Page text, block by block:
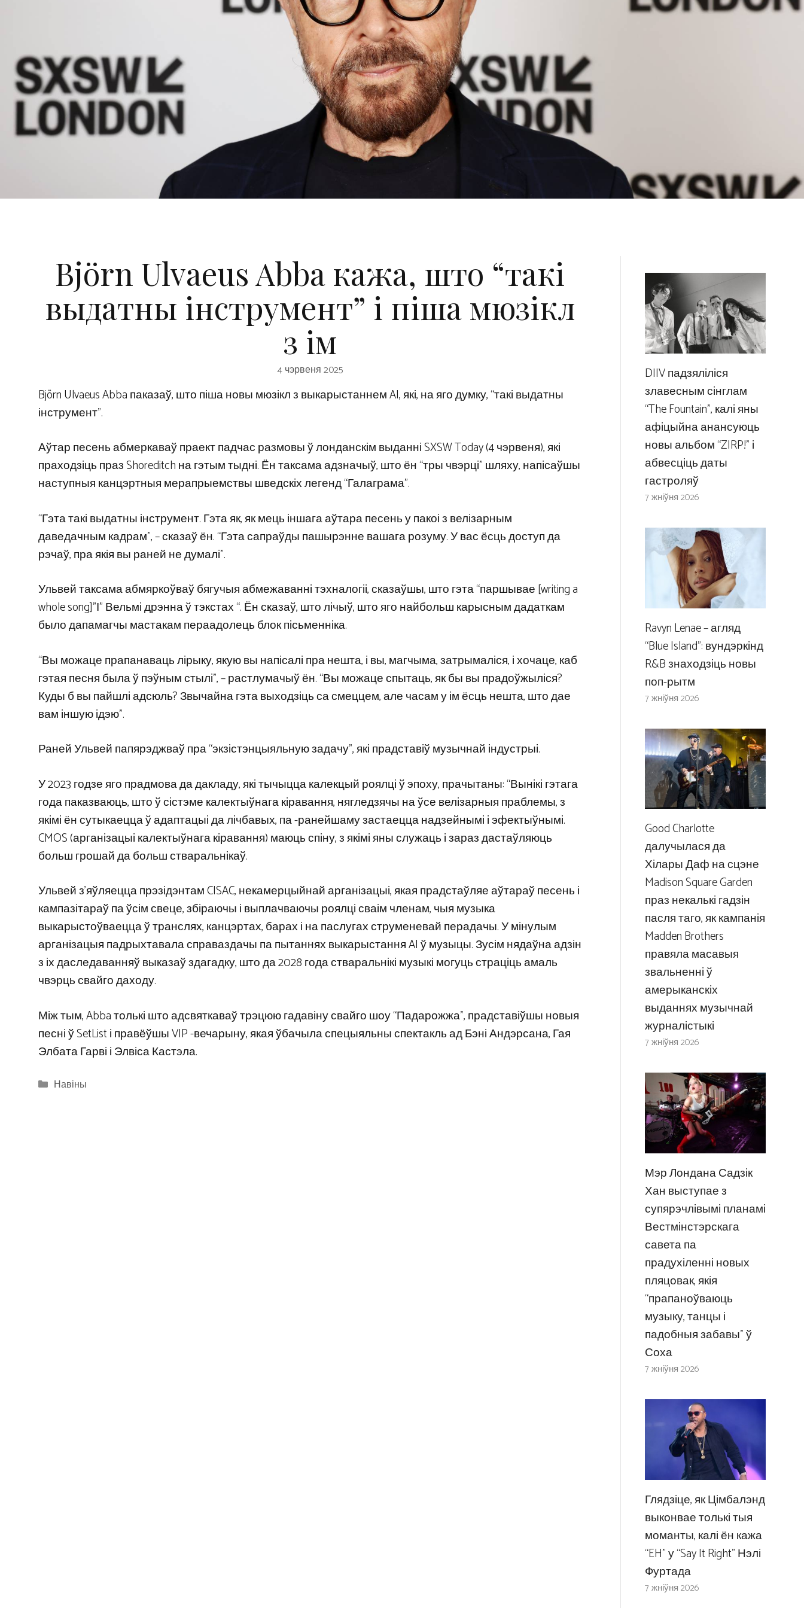
Björn Ulvaeus Abba кажа, што “такі
выдатны інструмент” і піша мюзікл
з ім
4 чэрвеня 2025
Björn Ulvaeus Abba паказаў, што піша новы мюзікл з выкарыстаннем AI, які, на яго думку, “такі выдатны
інструмент”.
Аўтар песень абмеркаваў праект падчас размовы ў лонданскім выданні SXSW Today (4 чэрвеня), які
праходзіць праз Shoreditch на гэтым тыдні. Ён таксама адзначыў, што ён “тры чвэрці” шляху, напісаўшы
наступныя канцэртныя мерапрыемствы шведскіх легенд “Галаграма”.
“Гэта такі выдатны інструмент. Гэта як, як мець іншага аўтара песень у пакоі з велізарным
даведачным кадрам”, – сказаў ён. “Гэта сапраўды пашырэнне вашага розуму. У вас ёсць доступ да
рэчаў, пра якія вы раней не думалі”.
Ульвей таксама абмяркоўваў бягучыя абмежаванні тэхналогіі, сказаўшы, што гэта “паршывае [writing a
whole song]”І” Вельмі дрэнна ў тэкстах “. Ён сказаў, што лічыў, што яго найбольш карысным дадаткам
было дапамагчы мастакам пераадолець блок пісьменніка.
“Вы можаце прапанаваць лірыку, якую вы напісалі пра нешта, і вы, магчыма, затрымаліся, і хочаце, каб
гэтая песня была ў пэўным стылі”, – растлумачыў ён. “Вы можаце спытаць, як бы вы прадоўжыліся?
Куды б вы пайшлі адсюль? Звычайна гэта выходзіць са смеццем, але часам у ім ёсць нешта, што дае
вам іншую ідэю”.
Раней Ульвей папярэджваў пра “экзістэнцыяльную задачу”, які прадставіў музычнай індустрыі.
У 2023 годзе яго прадмова да дакладу, які тычыцца калекцый роялці ў эпоху, прачытаны: “Вынікі гэтага
года паказваюць, што ў сістэме калектыўнага кіравання, нягледзячы на ​​ўсе велізарныя праблемы, з
якімі ён сутыкаецца ў адаптацыі да лічбавых, па -ранейшаму застаецца надзейнымі і эфектыўнымі.
CMOS (арганізацыі калектыўнага кіравання) маюць спіну, з якімі яны служаць і зараз дастаўляюць
больш грошай да больш стваральнікаў.
Ульвей з’яўляецца прэзідэнтам CISAC, некамерцыйнай арганізацыі, якая прадстаўляе аўтараў песень і
кампазітараў па ўсім свеце, збіраючы і выплачваючы роялці сваім членам, чыя музыка
выкарыстоўваецца ў транслях, канцэртах, барах і на паслугах струменевай перадачы. У мінулым
арганізацыя падрыхтавала справаздачы па пытаннях выкарыстання AI ў музыцы. Зусім нядаўна адзін
з іх даследаванняў выказаў здагадку, што да 2028 года стваральнікі музыкі могуць страціць амаль
чвэрць свайго даходу.
Між тым, Abba толькі што адсвяткаваў трэцюю гадавіну свайго шоу “Падарожжа”, прадставіўшы новыя
песні ў SetList і правёўшы VIP -вечарыну, якая ўбачыла спецыяльны спектакль ад Бэні Андэрсана, Гая
Элбата Гарві і Элвіса Кастэла.
Categories
Навіны
DIIV падзяліліся
злавесным сінглам
“The Fountain”, калі яны
афіцыйна анансуюць
новы альбом “ZIRP!” і
абвесціць даты
гастроляў
7 жніўня 2026
Ravyn Lenae – агляд
“Blue Island”: вундэркінд
R&B знаходзіць новы
поп-рытм
7 жніўня 2026
Good Charlotte
далучылася да
Хілары Даф на сцэне
Madison Square Garden
праз некалькі гадзін
пасля таго, як кампанія
Madden Brothers
правяла масавыя
звальненні ў
амерыканскіх
выданнях музычнай
журналістыкі
7 жніўня 2026
Мэр Лондана Садзік
Хан выступае з
супярэчлівымі планамі
Вестмінстэрскага
савета па
прадухіленні новых
пляцовак, якія
“прапаноўваюць
музыку, танцы і
падобныя забавы” ў
Соха
7 жніўня 2026
Глядзіце, як Цімбалэнд
выконвае толькі тыя
моманты, калі ён кажа
“EH” у “Say It Right” Нэлі
Фуртада
7 жніўня 2026